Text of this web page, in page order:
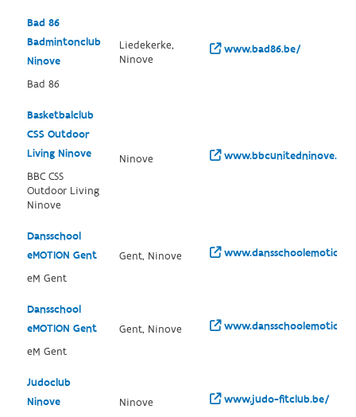
Bad 86
Badmintonclub
Ninove
Bad 86
Liedekerke,
Ninove
www.bad86.be/
Basketbalclub
CSS Outdoor
Living Ninove
BBC CSS
Outdoor Living
Ninove
Ninove www.bbcunitedninove.be/
Dansschool
eMOTION Gent
eM Gent
Gent, Ninove
Dansschool
eMOTION Gent
eM Gent
Gent, Ninove
Judoclub
Ninove
Ninove www.judo-fitclub.be/